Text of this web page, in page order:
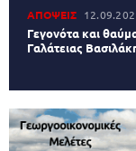
ΑΠΟΨΕΙΣ
Γεγονότα και
Γαλάτειας